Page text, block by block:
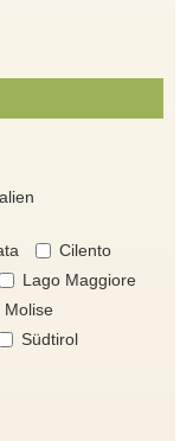
Cilento
Lago Maggiore
Molise
Südtirol